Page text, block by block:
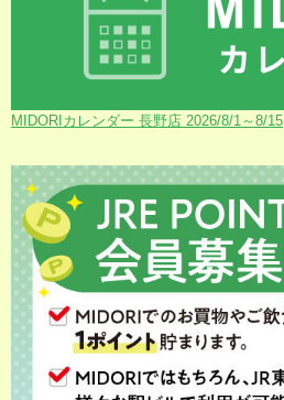
MIDORIカレンダー 長野店 2026/8/1～8/15